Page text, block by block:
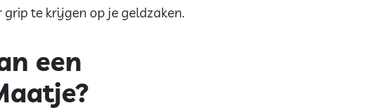
te krijgen op je geldzaken.
een